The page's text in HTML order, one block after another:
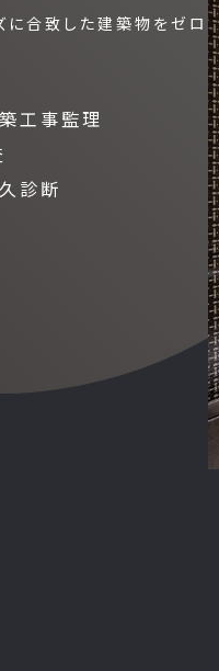
に合致した建築物をゼロ
工事監理
診断